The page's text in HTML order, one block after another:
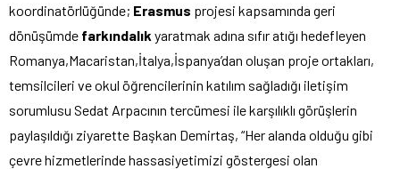
koordinatörlüğünde; Erasmus projesi kapsamında geri
dönüşümde farkındalık yaratmak adına sıfır atığı hedefleyen
Romanya,Macaristan,İtalya,İspanya’dan oluşan proje ortakları,
temsilcileri ve okul öğrencilerinin katılım sağladığı iletişim
sorumlusu Sedat Arpacının tercümesi ile karşılıklı görüşlerin
paylaşıldığı ziyarette Başkan Demirtaş, “Her alanda olduğu gibi
çevre hizmetlerinde hassasiyetimizi göstergesi olan